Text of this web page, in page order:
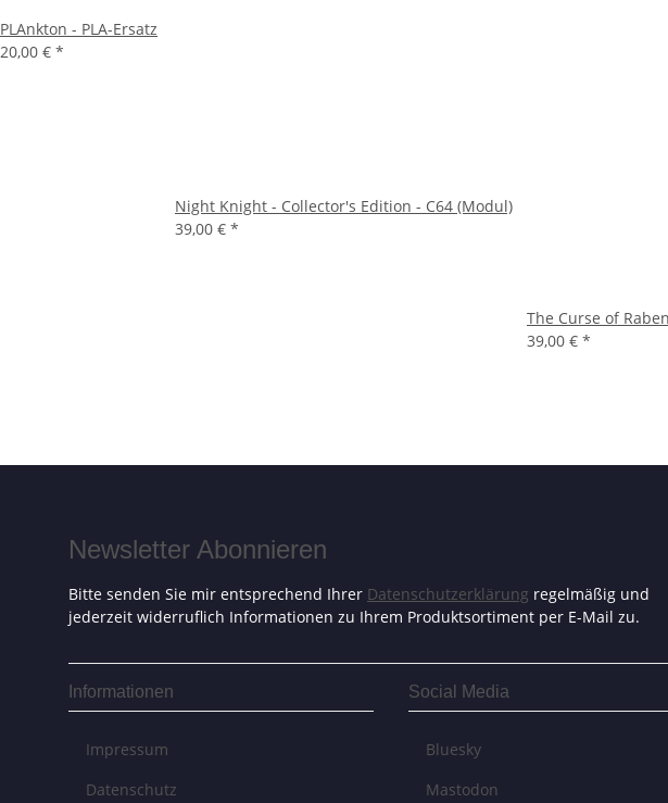
PLAnkton - PLA-Ersatz
20,00 € *
Night Knight - Collector's Edition - C64 (Modul)
39,00 € *
The Curse of
39,00 € *
Newsletter Abonnieren
Bitte senden Sie mir entsprechend Ihrer Datenschutzerklärung regelmäßig und
jederzeit widerruflich Informationen zu Ihrem Produktsortiment per E-Mail zu.
Informationen
Impressum
Datenschutz
Social Media
Bluesky
Mastodon